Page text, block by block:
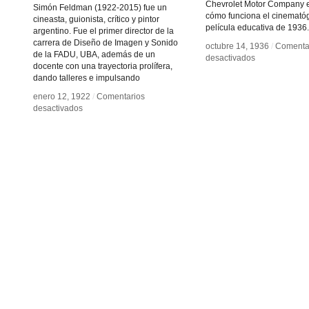
Chevrolet Motor Company
cómo funciona el
película educativa de 1936.
octubre 14, 1936 /
desactivadosen
octubre 14, 1936 /
desactivadosen
Simón Feldman (1922-2015) fue un
cineasta, guionista, crítico y pintor
argentino. Fue el primer director de la
carrera de Diseño de Imagen y Sonido
de la FADU, UBA, además de un
docente con una trayectoria prolífera,
dando talleres e impulsando
enero 12, 1922 / Comentarios
desactivadosen
enero 12, 1922 / Comentarios
desactivadosen